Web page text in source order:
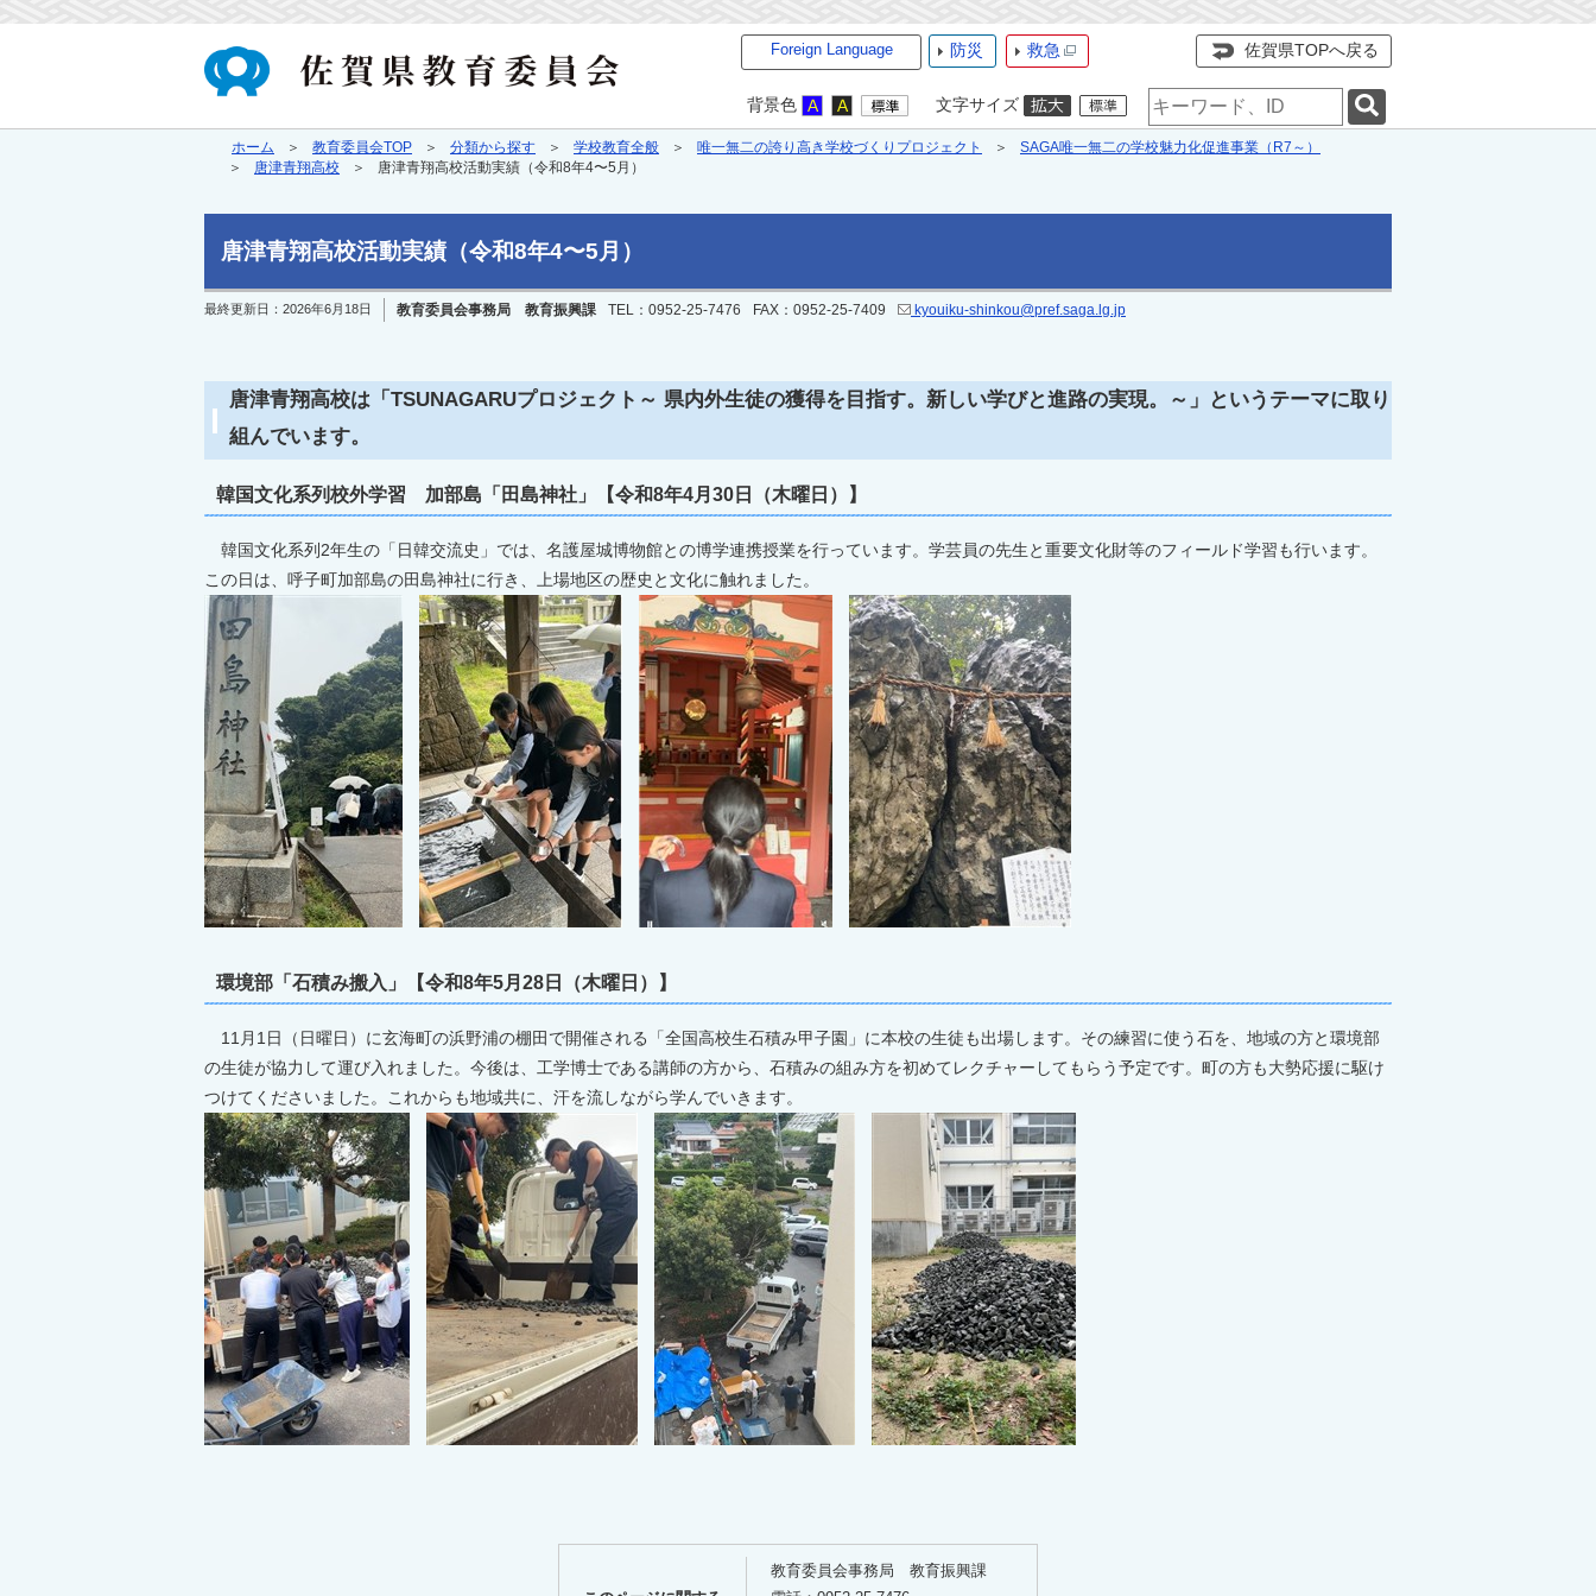
Foreign Language 防災 救急 佐賀県TOPへ戻る
背景色 文字サイズ
検
索
キ
ー
ホーム 教育委員会TOP 分類から探す 学校教育全般 唯一無二の誇り高き学校づくりプロジェクト
SAGA唯一無二の学校魅力化促進事業（R7～）
唐津青翔高校
唐津青翔高校活動実績（令和8年4〜5月）
唐津青翔高校活動実績（令和8年4〜5月）
最終更新日： 2026年6月18日 教育委員会事務局 教育振興課 TEL：0952-25-7476 FAX：0952-25-7409 kyouiku-shinkou@pref.saga.lg.jp
唐津青翔高校は「TSUNAGARUプロジェクト～ 県内外生徒の獲得を目指す。新しい学びと進路の実現。～」というテーマに取り
組んでいます。
韓国文化系列校外学習 加部島「田島神社」【令和8年4月30日（木曜日）】
韓国文化系列2年生の「日韓交流史」では、名護屋城博物館との博学連携授業を行っています。学芸員の先生と重要文化財等のフィールド学習も行います。
この日は、呼子町加部島の田島神社に行き、上場地区の歴史と文化に触れました。
環境部「石積み搬入」【令和8年5月28日（木曜日）】
11月1日（日曜日）に玄海町の浜野浦の棚田で開催される「全国高校生石積み甲子園」に本校の生徒も出場します。その練習に使う石を、地域の方と環境部
の生徒が協力して運び入れました。今後は、工学博士である講師の方から、石積みの組み方を初めてレクチャーしてもらう予定です。町の方も大勢応援に駆け
つけてくださいました。これからも地域共に、汗を流しながら学んでいきます。
教育委員会事務局 教育振興課